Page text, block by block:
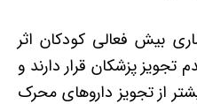
بیش فعالی کودکان اثر
پزشکان قرار دارند و
از تجویز داروهای محرک